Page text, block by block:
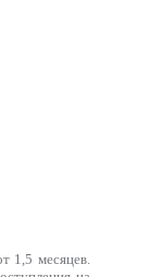
1,5 месяцев.